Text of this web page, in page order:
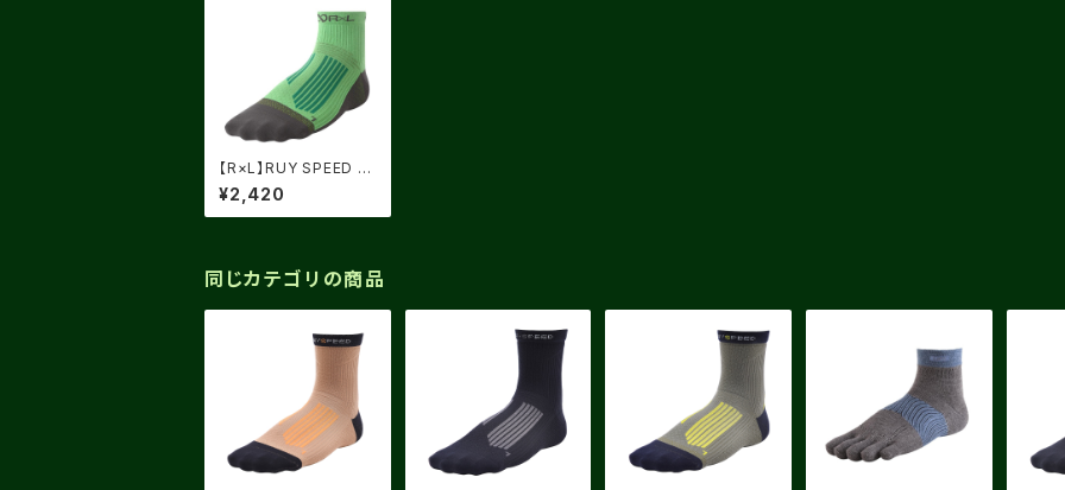
【R×L】RUY SPEED フ
ォレストグリーン×グリ
ーン
¥2,420
同じカテゴリの商品